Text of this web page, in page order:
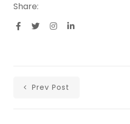
Share:
Prev Post